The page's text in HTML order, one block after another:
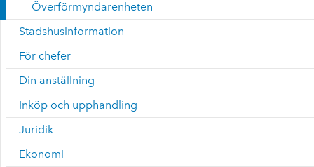
Överförmyndarenheten
Stadshusinformation
För chefer
Din anställning
Inköp och upphandling
Juridik
Ekonomi